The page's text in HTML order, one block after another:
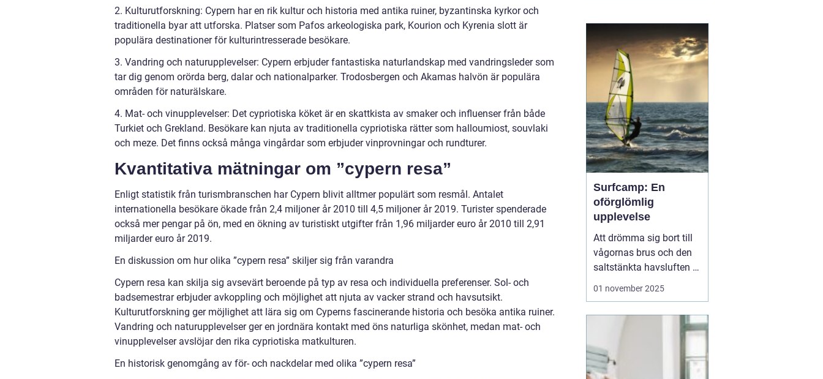
2. Kulturutforskning: Cypern har en rik kultur och historia med antika ruiner, byzantinska kyrkor och
traditionella byar att utforska. Platser som Pafos arkeologiska park, Kourion och Kyrenia slott är
populära destinationer för kulturintresserade besökare.
3. Vandring och naturupplevelser: Cypern erbjuder fantastiska naturlandskap med vandringsleder som
tar dig genom orörda berg, dalar och nationalparker. Trodosbergen och Akamas halvön är populära
områden för naturälskare.
4. Mat- och vinupplevelser: Det cypriotiska köket är en skattkista av smaker och influenser från både
Turkiet och Grekland. Besökare kan njuta av traditionella cypriotiska rätter som halloumiost, souvlaki
och meze. Det finns också många vingårdar som erbjuder vinprovningar och rundturer.
Kvantitativa mätningar om ”cypern resa”
Enligt statistik från turismbranschen har Cypern blivit alltmer populärt som resmål. Antalet
internationella besökare ökade från 2,4 miljoner år 2010 till 4,5 miljoner år 2019. Turister spenderade
också mer pengar på ön, med en ökning av turistiskt utgifter från 1,96 miljarder euro år 2010 till 2,91
miljarder euro år 2019.
En diskussion om hur olika ”cypern resa” skiljer sig från varandra
Cypern resa kan skilja sig avsevärt beroende på typ av resa och individuella preferenser. Sol- och
badsemestrar erbjuder avkoppling och möjlighet att njuta av vacker strand och havsutsikt.
Kulturutforskning ger möjlighet att lära sig om Cyperns fascinerande historia och besöka antika ruiner.
Vandring och naturupplevelser ger en jordnära kontakt med öns naturliga skönhet, medan mat- och
vinupplevelser avslöjar den rika cypriotiska matkulturen.
En historisk genomgång av för- och nackdelar med olika ”cypern resa”
matdestination. Här
möts resenärer som vill
äta genuint, närodlat och
vällagat utan att tumma
på vare sig kvalitet ell...
Surfcamp: En
oförglömlig
upplevelse
Att drömma sig bort till
vågornas brus och den
saltstänkta havsluften är
en längtan många
surfcamp som ett
perfekt alternati...
01 november 2025